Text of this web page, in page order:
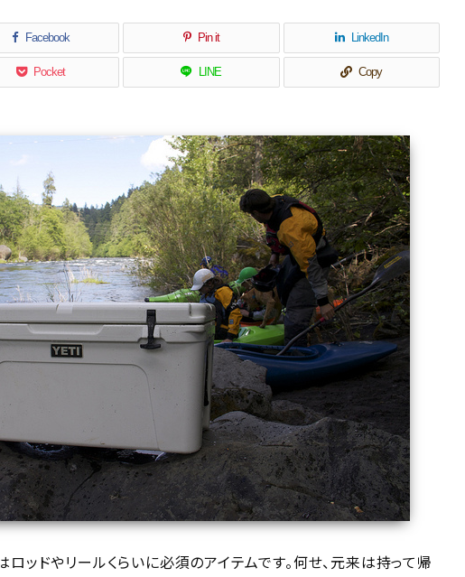
Facebook Pin it LinkedIn
Pocket LINE Copy
ッドやリールくらいに必須のアイテムです。何せ、元来は持って帰